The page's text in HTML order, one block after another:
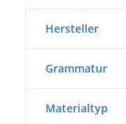
Hersteller
Grammatur
Materialtyp